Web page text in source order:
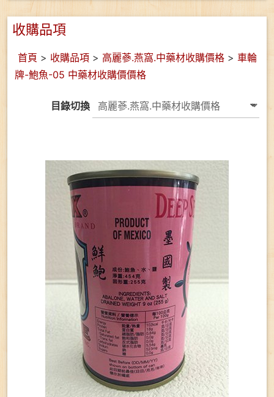
收購品項
首頁 > 收購品項 > 高麗蔘.燕窩.中藥材收購價格 > 車輪
牌-鮑魚-05 中藥材收購價價格
目錄切換